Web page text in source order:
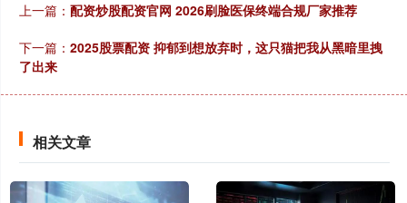
上一篇： 配资炒股配资官网 2026刷脸医保终端合规厂家推荐
下一篇： 2025股票配资 抑郁到想放弃时，这只猫把我从黑暗里拽
了出来
相关文章